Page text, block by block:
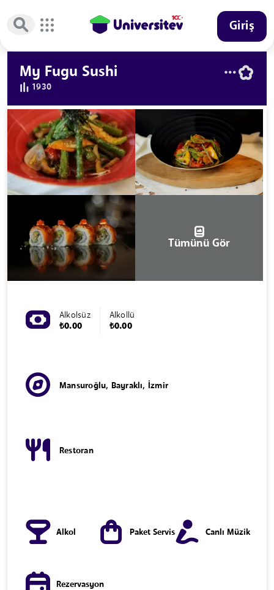
Giriş
My Fugu Sushi
1930
Tümünü Gör
Alkolsüz
₺0.00
Alkollü
₺0.00
Mansuroğlu, Bayraklı, İzmir
Restoran
Alkol Paket Servis Canlı Müzik
Rezervasyon